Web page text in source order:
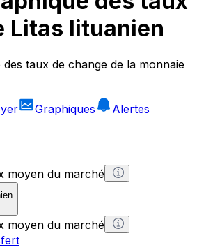
Litas lituanien
taux de change de la monnaie
Graphiques
Alertes
moyen du marché
moyen du marché